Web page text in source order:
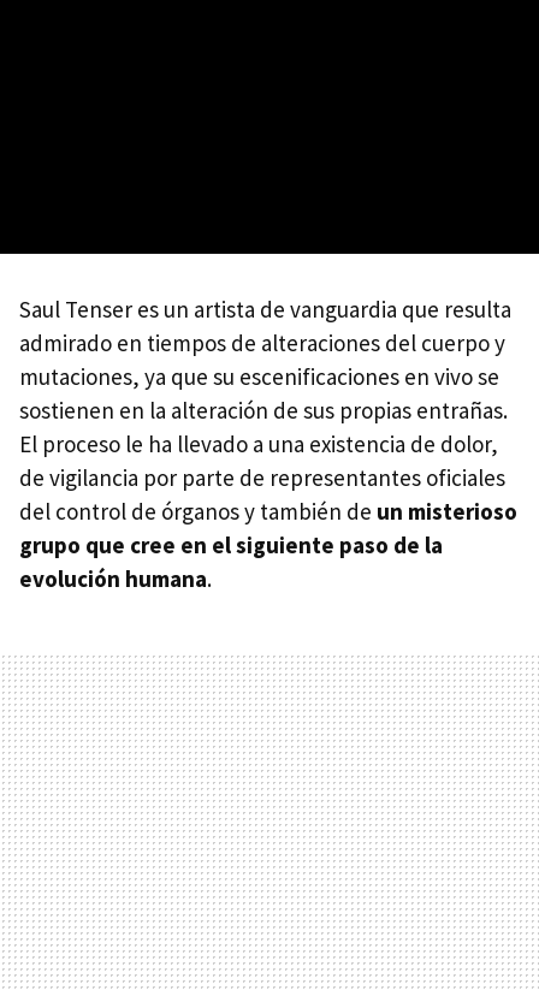
Saul Tenser es un artista de vanguardia que resulta
admirado en tiempos de alteraciones del cuerpo y
mutaciones, ya que su escenificaciones en vivo se
sostienen en la alteración de sus propias entrañas.
El proceso le ha llevado a una existencia de dolor,
de vigilancia por parte de representantes oficiales
del control de órganos y también de un misterioso
grupo que cree en el siguiente paso de la
evolución humana.